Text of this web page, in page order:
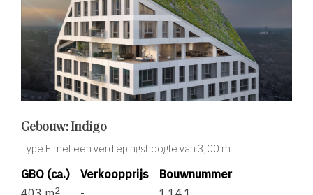
Gebouw: Indigo
Type E met een verdiepingshoogte van 3,00 m.
GBO (ca.)
2
Verkoopprijs
Bouwnummer